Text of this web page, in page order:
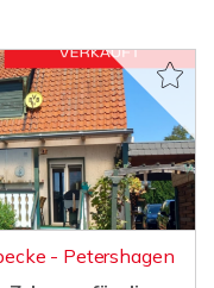
- Petershagen